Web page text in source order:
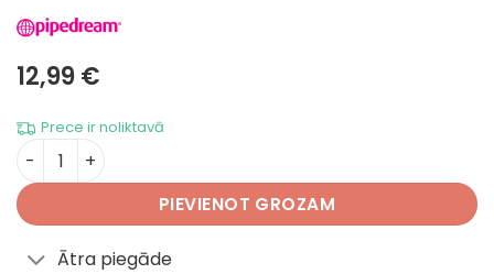
12,99€
Prece ir noliktavā
Classix Deluxe Cock Ring Set daudzums
PIEVIENOT GROZAM
Ātra piegāde